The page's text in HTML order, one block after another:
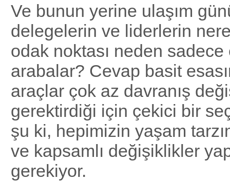
Ve bunun yerine ulaşım
delegelerin ve liderlerin
odak noktası neden
arabalar? Cevap basit
araçlar çok az davranış
gerektirdiği için çekici bir
şu ki, hepimizin yaşam
ve kapsamlı değişiklikler
gerekiyor.